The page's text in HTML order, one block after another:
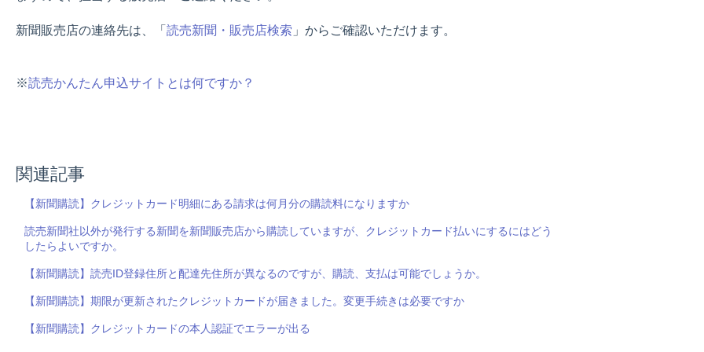
新聞販売店の連絡先は、「 読売新聞・販売店検索 」からご確認いただけます。
※読売かんたん申込サイトとは何ですか？
関連記事
【新聞購読】クレジットカード明細にある請求は何月分の購読料になりますか
読売新聞社以外が発行する新聞を新聞販売店から購読していますが、クレジットカード払いにするにはどう
したらよいですか。
【新聞購読】読売ID登録住所と配達先住所が異なるのですが、購読、支払は可能でしょうか。
【新聞購読】期限が更新されたクレジットカードが届きました。変更手続きは必要ですか
【新聞購読】クレジットカードの本人認証でエラーが出る